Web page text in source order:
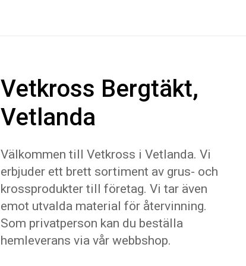
Vetkross Bergtäkt,
Vetlanda
Välkommen till Vetkross i Vetlanda. Vi
erbjuder ett brett sortiment av grus- och
krossprodukter till företag. Vi tar även
emot utvalda material för återvinning.
Som privatperson kan du beställa
hemleverans via vår webbshop.